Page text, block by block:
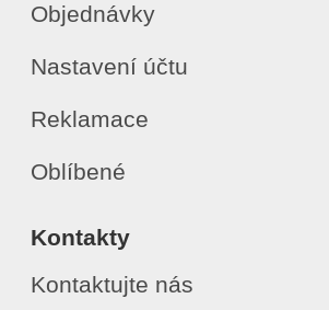
Objednávky
Nastavení účtu
Reklamace
Oblíbené
Kontakty
Kontaktujte nás